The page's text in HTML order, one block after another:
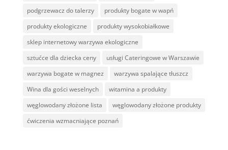
podgrzewacz do talerzy
produkty bogate w wapń
produkty ekologiczne
produkty wysokobiałkowe
sklep internetowy warzywa ekologiczne
sztućce dla dziecka ceny
usługi Cateringowe w Warszawie
warzywa bogate w magnez
warzywa spalające tłuszcz
Wina dla gości weselnych
witamina a produkty
węglowodany złożone lista
węglowodany złożone produkty
ćwiczenia wzmacniające poznań